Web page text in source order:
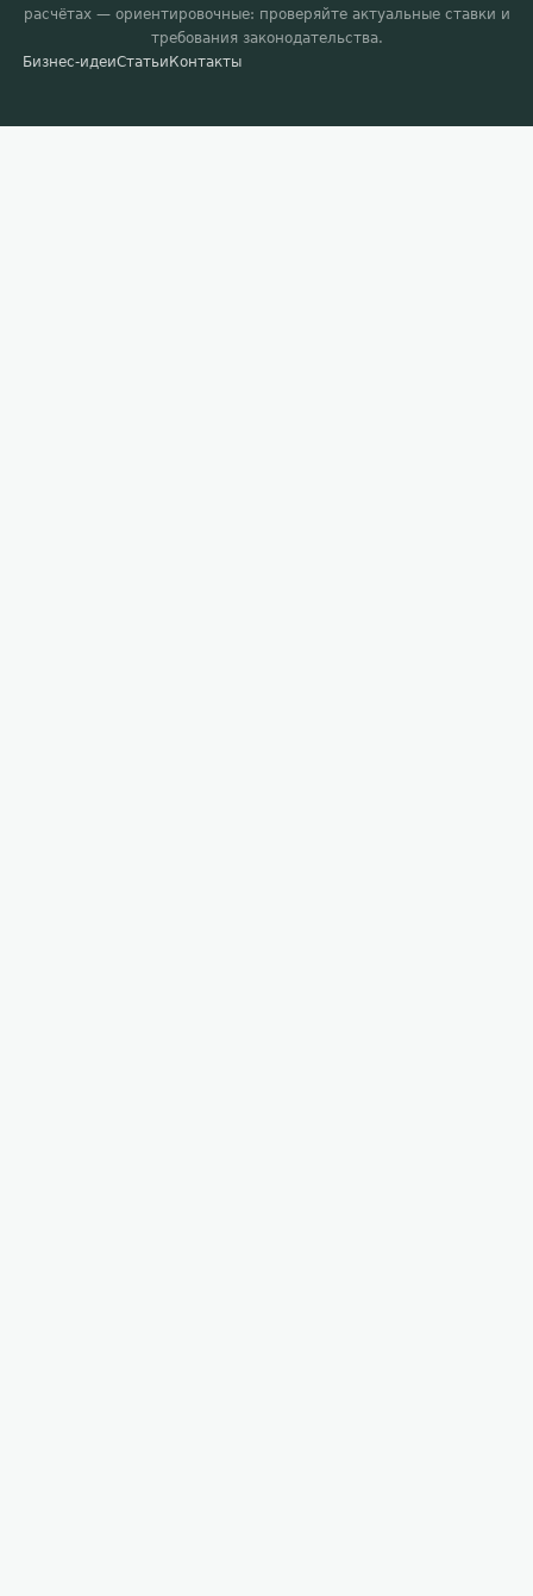
расчётах — ориентировочные: проверяйте актуальные ставки и
требования законодательства.
Бизнес-идеиСтатьиКонтакты